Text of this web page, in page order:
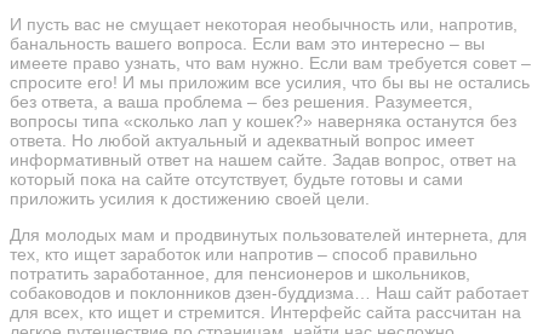
И пусть вас не смущает некоторая необычность или, напротив,
банальность вашего вопроса. Если вам это интересно – вы
имеете право узнать, что вам нужно. Если вам требуется совет –
спросите его! И мы приложим все усилия, что бы вы не остались
без ответа, а ваша проблема – без решения. Разумеется,
вопросы типа «сколько лап у кошек?» наверняка останутся без
ответа. Но любой актуальный и адекватный вопрос имеет
информативный ответ на нашем сайте. Задав вопрос, ответ на
который пока на сайте отсутствует, будьте готовы и сами
приложить усилия к достижению своей цели.
Для молодых мам и продвинутых пользователей интернета, для
тех, кто ищет заработок или напротив – способ правильно
потратить заработанное, для пенсионеров и школьников,
собаководов и поклонников дзен-буддизма… Наш сайт работает
для всех, кто ищет и стремится. Интерфейс сайта рассчитан на